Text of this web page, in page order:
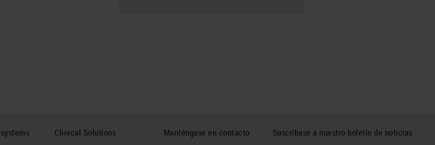
Clinical Solutions Manténgase en contacto Suscríbase a nuestro boletín de noticias